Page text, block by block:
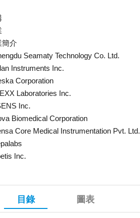
簡介
Seamaty Technology Co. Ltd.
Instruments Inc.
Corporation
Laboratories Inc.
Inc.
Biomedical Corporation
Core Medical Instrumentation Pvt. Ltd.
Inc.
目錄 圖表